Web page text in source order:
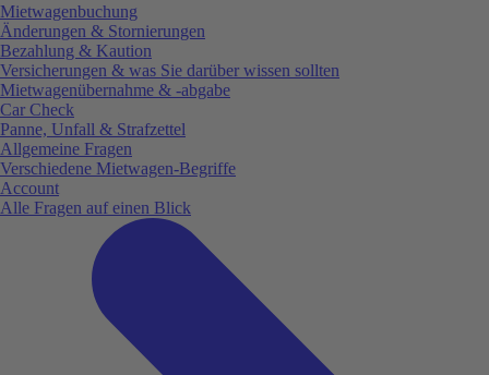
Mietwagenbuchung
Änderungen & Stornierungen
Bezahlung & Kaution
Versicherungen & was Sie darüber wissen sollten
Mietwagenübernahme & -abgabe
Car Check
Panne, Unfall & Strafzettel
Allgemeine Fragen
Verschiedene Mietwagen-Begriffe
Account
Alle Fragen auf einen Blick